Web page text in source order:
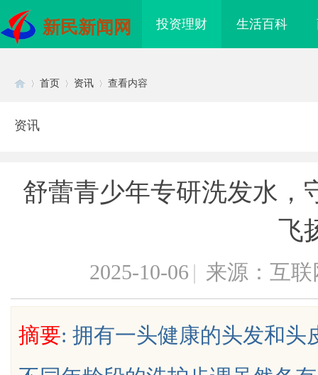
新民新闻网 投资理财 生活百科
首页 资讯 查看内容
资讯
舒蕾青少年专研洗发水，
飞
2025-10-06 | 来源：互联
摘要: 拥有一头健康的头发和头
方案